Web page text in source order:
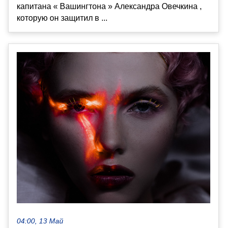
капитана « Вашингтона » Александра Овечкина ,
которую он защитил в ...
04:00, 13 Май